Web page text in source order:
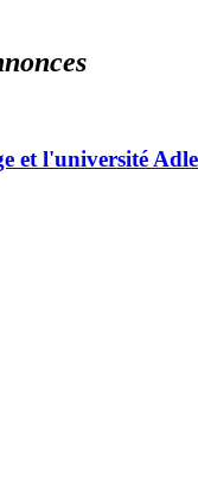
et l'université